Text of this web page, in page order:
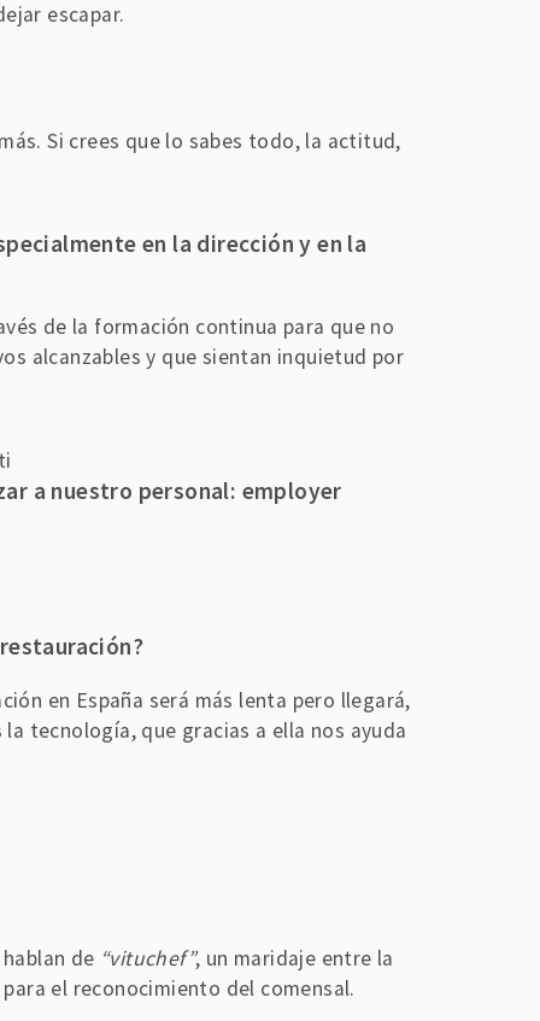
escapar.
Si crees que lo sabes todo, la actitud,
en la dirección y en la
de la formación continua para que no
alcanzables y que sientan inquietud por
a nuestro personal: employer
en España será más lenta pero llegará,
tecnología, que gracias a ella nos ayuda
de “vituchef”, un maridaje entre la
el reconocimiento del comensal.